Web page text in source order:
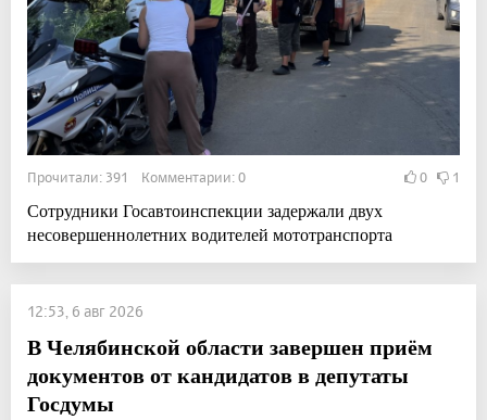
Прочитали: 391 Комментарии: 0 0 1
Сотрудники Госавтоинспекции задержали двух
несовершеннолетних водителей мототранспорта
12:53, 6 авг 2026
В Челябинской области завершен приём
документов от кандидатов в депутаты
Госдумы